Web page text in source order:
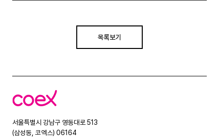
목록보기
코
엑
서울특별시 강남구 영동대로 513
(삼성동, 코엑스) 06164